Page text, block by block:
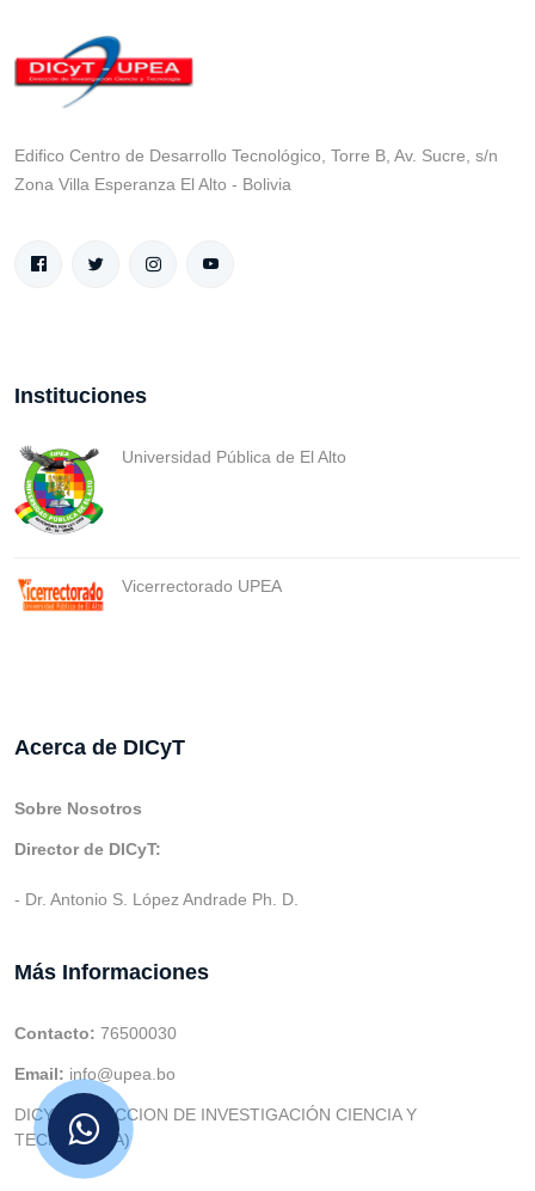
Edifico Centro de Desarrollo Tecnológico, Torre B, Av. Sucre, s/n
Zona Villa Esperanza El Alto - Bolivia
Instituciones
Universidad Pública de El Alto
Vicerrectorado UPEA
Acerca de DICyT
Sobre Nosotros
Director de DICyT:
- Dr. Antonio S. López Andrade Ph. D.
Más Informaciones
Contacto: 76500030
Email: info@upea.bo
DICYT (DIRECCION DE INVESTIGACIÓN CIENCIA Y
TECNOLOGIA)